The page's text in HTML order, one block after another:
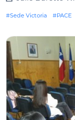
#Sede Victoria #PACE